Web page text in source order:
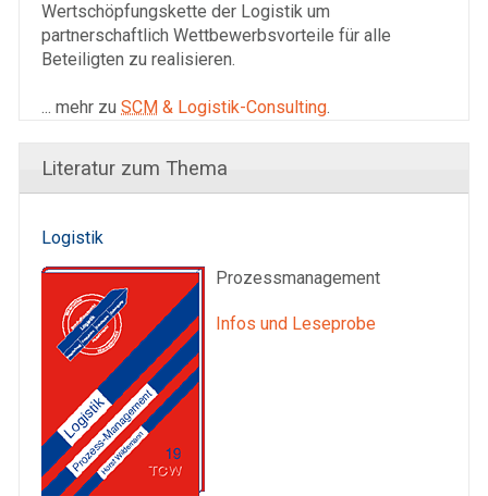
Wertschöpfungskette der Logistik um
partnerschaftlich Wettbewerbsvorteile für alle
Beteiligten zu realisieren.
... mehr zu SCM & Logistik-Consulting.
Literatur zum Thema
Logistik
Prozessmanagement
Infos und Leseprobe